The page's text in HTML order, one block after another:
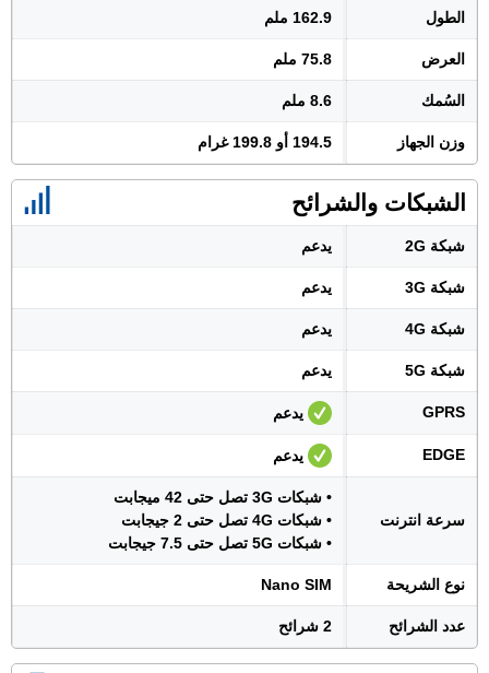
الطول 162.9 ملم
العرض 75.8 ملم
السُمك 8.6 ملم
وزن الجهاز 194.5 أو 199.8 غرام
الشبكات والشرائح
شبكة 2G يدعم
شبكة 3G يدعم
شبكة 4G يدعم
شبكة 5G يدعم
GPRS يدعم
EDGE يدعم
سرعة انترنت
• شبكات 3G تصل حتى 42 ميجابت
• شبكات 4G تصل حتى 2 جيجابت
• شبكات 5G تصل حتى 7.5 جيجابت
نوع الشريحة Nano SIM
عدد الشرائح 2 شرائح